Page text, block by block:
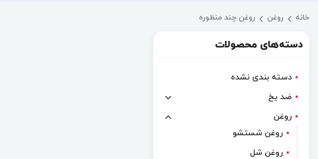
خانه روغن روغن چند منظوره
دسته‌های محصولات
دسته بندی نشده
ضد یخ
روغن
روغن شستشو
روغن شل